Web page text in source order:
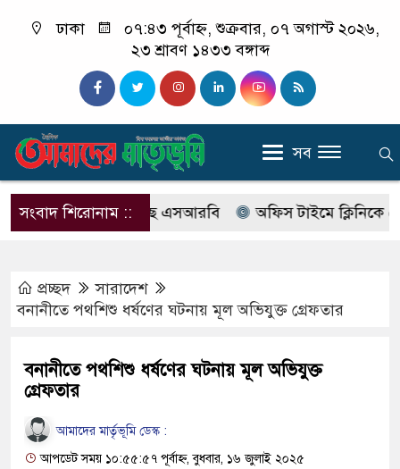
ঢাকা
০৭:৪৩ পূর্বাহ্ন, শুক্রবার, ০৭ অগাস্ট ২০২৬,
২৩ শ্রাবণ ১৪৩৩ বঙ্গাব্দ
সব
সংবাদ শিরোনাম ::
নাম বদলে আসছে এসআরবি অফিস টাইমে ক্লিনিকে রোগী
প্রচ্ছদ
সারাদেশ
বনানীতে পথশিশু ধর্ষণের ঘটনায় মূল অভিযুক্ত গ্রেফতার
বনানীতে পথশিশু ধর্ষণের ঘটনায় মূল অভিযুক্ত
গ্রেফতার
আমাদের মার্তৃভূমি ডেস্ক :
আপডেট সময় ১০:৫৫:৫৭ পূর্বাহ্ন, বুধবার, ১৬ জুলাই ২০২৫